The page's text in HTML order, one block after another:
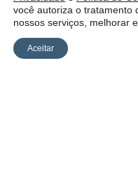
você autoriza o tratamento
nossos serviços, melhorar
Aceitar